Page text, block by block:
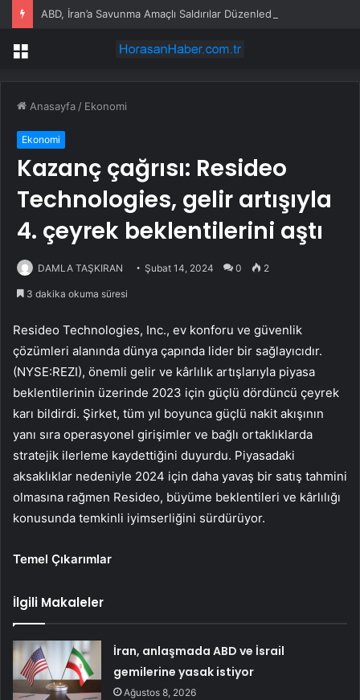
ABD, İran’a Savunma Amaçlı Saldırılar Düzenledi
Menü
Anasayfa / Ekonomi
Ekonomi
Kazanç çağrısı: Resideo
Technologies, gelir artışıyla
4. çeyrek beklentilerini aştı
DAMLA TAŞKIRAN Şubat 14, 2024 0 2
3 dakika okuma süresi
Resideo Technologies, Inc., ev konforu ve güvenlik
çözümleri alanında dünya çapında lider bir sağlayıcıdır.
(NYSE:REZI), önemli gelir ve kârlılık artışlarıyla piyasa
beklentilerinin üzerinde 2023 için güçlü dördüncü çeyrek
karı bildirdi. Şirket, tüm yıl boyunca güçlü nakit akışının
yanı sıra operasyonel girişimler ve bağlı ortaklıklarda
stratejik ilerleme kaydettiğini duyurdu. Piyasadaki
aksaklıklar nedeniyle 2024 için daha yavaş bir satış tahmini
olmasına rağmen Resideo, büyüme beklentileri ve kârlılığı
konusunda temkinli iyimserliğini sürdürüyor.
Temel Çıkarımlar
İlgili Makaleler
İran, anlaşmada ABD ve İsrail
gemilerine yasak istiyor
Ağustos 8, 2026